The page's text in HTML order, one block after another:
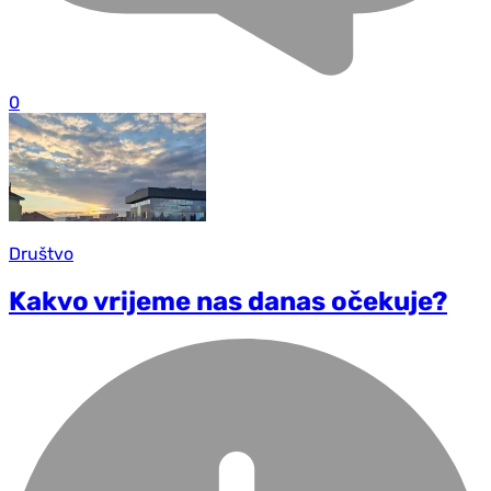
0
Društvo
Kakvo vrijeme nas danas očekuje?